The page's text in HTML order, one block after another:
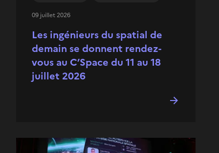
Les ingénieurs du spatial de
demain se donnent rendez-
vous au C’Space du 11 au 18
juillet 2026
09 juillet 2026